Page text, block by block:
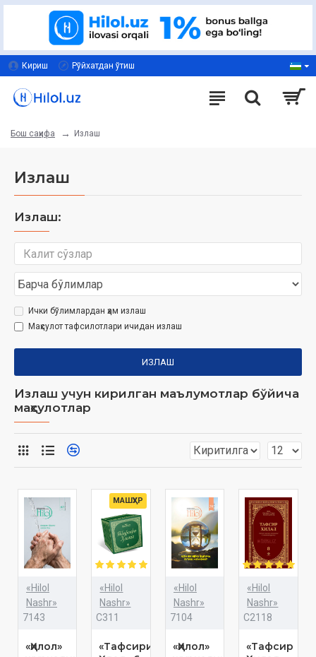
Кириш Рўйхатдан ўтиш
Бош саҳифа Излаш
Излаш
Излаш:
Ички бўлимлардан ҳам излаш
Маҳсулот тафсилотлари ичидан излаш
ИЗЛАШ
Излаш учун кирилган маълумотлар бўйича
маҳсулотлар
«Hilol
Nashr»
7143
«Ҳилол»
МАШҲУР
«Hilol
Nashr»
C311
«Тафсири
«Hilol
Nashr»
7104
«Ҳилол»
«Hilol
Nashr»
C2118
«Тафсир